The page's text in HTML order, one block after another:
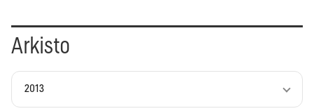
Arkisto
2013